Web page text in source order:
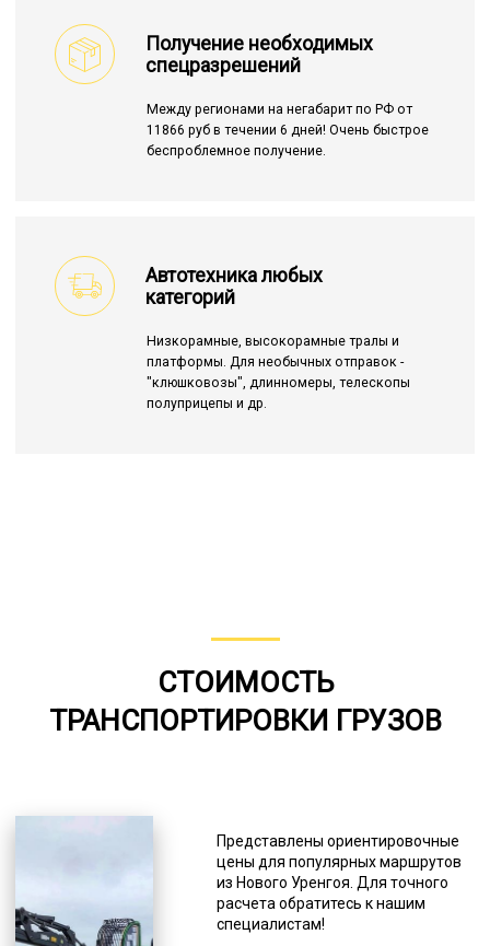
Получение необходимых
спецразрешений
Между регионами на негабарит по РФ от
11866 руб в течении 6 дней! Очень быстрое
беспроблемное получение.
Автотехника любых
категорий
Низкорамные, высокорамные тралы и
платформы. Для необычных отправок -
"клюшковозы", длинномеры, телескопы
полуприцепы и др.
СТОИМОСТЬ
ТРАНСПОРТИРОВКИ ГРУЗОВ
Представлены ориентировочные
цены для популярных маршрутов
из Нового Уренгоя. Для точного
расчета обратитесь к нашим
специалистам!